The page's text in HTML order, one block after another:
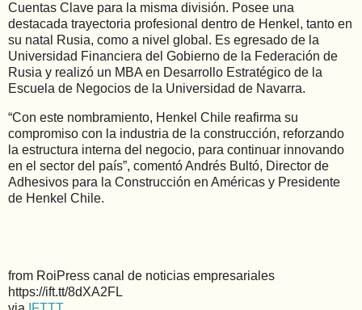
Cuentas Clave para la misma división. Posee una
destacada trayectoria profesional dentro de Henkel, tanto en
su natal Rusia, como a nivel global. Es egresado de la
Universidad Financiera del Gobierno de la Federación de
Rusia y realizó un MBA en Desarrollo Estratégico de la
Escuela de Negocios de la Universidad de Navarra.
“Con este nombramiento, Henkel Chile reafirma su
compromiso con la industria de la construcción, reforzando
la estructura interna del negocio, para continuar innovando
en el sector del país”, comentó Andrés Bultó, Director de
Adhesivos para la Construcción en Américas y Presidente
de Henkel Chile.
from RoiPress canal de noticias empresariales
https://ift.tt/8dXA2FL